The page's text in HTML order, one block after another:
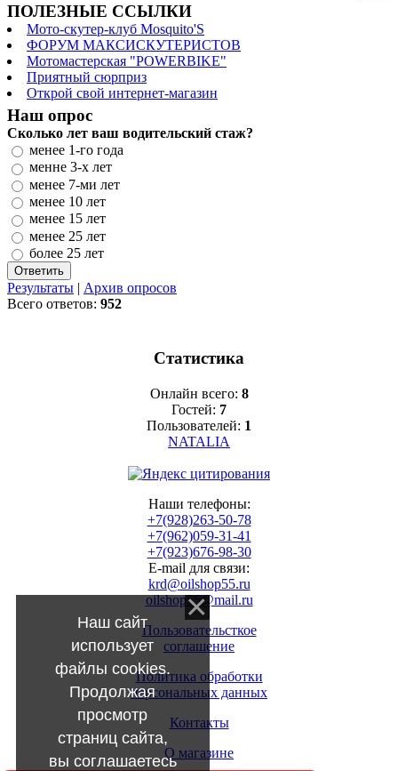
ПОЛЕЗНЫЕ ССЫЛКИ
Мото-скутер-клуб Mosquito'S
ФОРУМ МАКСИСКУТЕРИСТОВ
Мотомастерская "POWERBIKE"
Приятный сюрприз
Открой свой интернет-магазин
Наш опрос
Сколько лет ваш водительский стаж?
менее 1-го года
менне 3-х лет
менее 7-ми лет
менее 10 лет
менее 15 лет
менее 25 лет
более 25 лет
Результаты | Архив опросов
Всего ответов: 952
Статистика
Онлайн всего: 8
Гостей: 7
Пользователей: 1
NATALIA
Наши телефоны:
+7(928)263-50-78
+7(962)059-31-41
+7(923)676-98-30
E-mail для связи:
krd@oilshop55.ru
oilshop55@mail.ru
Пользовательсткое
соглашение
Политика обработки
персональных данных
Контакты
О магазине
Наш сайт
использует
файлы cookies.
Продолжая
просмотр
страниц сайта,
вы соглашаетесь